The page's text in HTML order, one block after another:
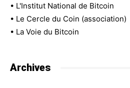
• L'Institut National de Bitcoin
• Le Cercle du Coin (association)
• La Voie du Bitcoin
Archives